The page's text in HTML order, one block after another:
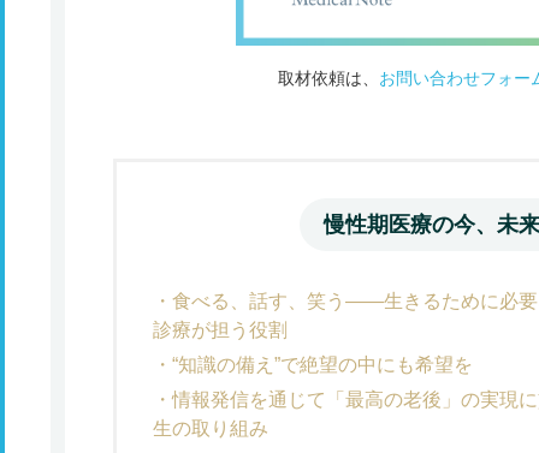
取材依頼は、 お問い合わせフォー
慢性期医療の今、未来
食べる、話す、笑う――生きるために必
診療が担う役割
“知識の備え”で絶望の中にも希望を
情報発信を通じて「最高の老後」の実現
生の取り組み